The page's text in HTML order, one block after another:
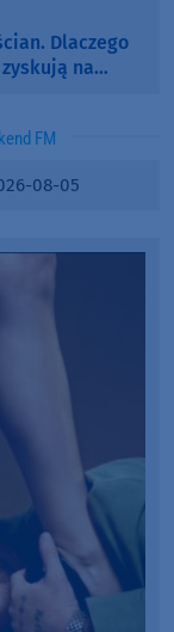
Dlaczego
na
FM
08-05